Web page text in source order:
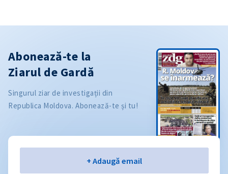
Abonează-te la
Ziarul de Gardă
Singurul ziar de investigații din
Republica Moldova. Abonează-te și tu!
+ Adaugă email